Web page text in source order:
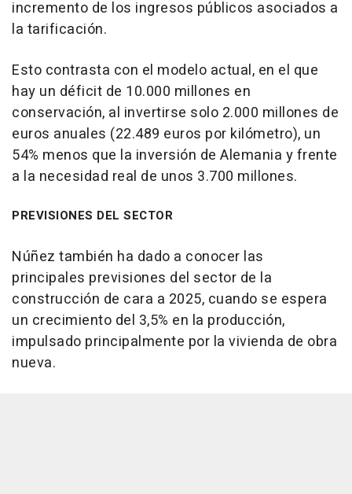
incremento de los ingresos públicos asociados a
la tarificación.
Esto contrasta con el modelo actual, en el que
hay un déficit de 10.000 millones en
conservación, al invertirse solo 2.000 millones de
euros anuales (22.489 euros por kilómetro), un
54% menos que la inversión de Alemania y frente
a la necesidad real de unos 3.700 millones.
PREVISIONES DEL SECTOR
Núñez también ha dado a conocer las
principales previsiones del sector de la
construcción de cara a 2025, cuando se espera
un crecimiento del 3,5% en la producción,
impulsado principalmente por la vivienda de obra
nueva.